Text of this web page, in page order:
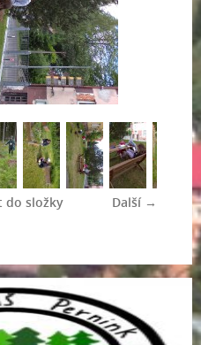
Další →
do složky